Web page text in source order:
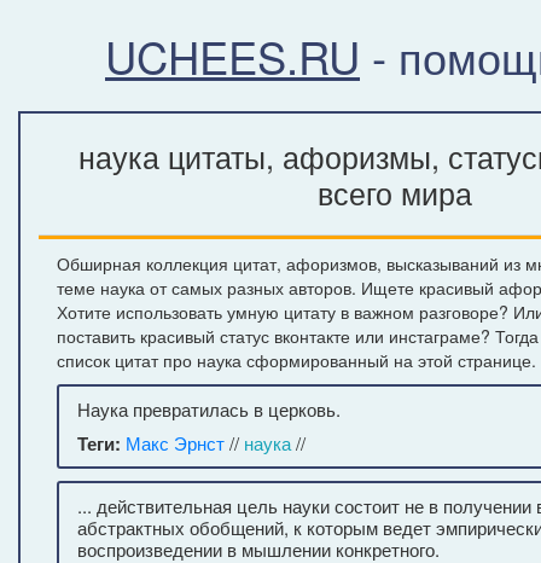
UCHEES.RU -
наука цитаты, афоризмы,
всего мира
Обширная коллекция цитат, афоризмов, высказываний из
теме наука от самых разных авторов. Ищете красивый
Хотите использовать умную цитату в важном разговоре?
поставить красивый статус вконтакте или инстаграме?
список цитат про наука сформированный на этой странице.
Наука превратилась в церковь.
Теги: Макс Эрнст// наука//
... действительная цель науки состоит не в получении
абстрактных обобщений, к которым ведет
воспроизведении в мышлении конкретного.